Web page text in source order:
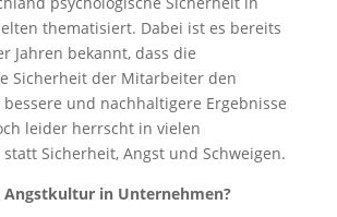
thematisiert. Dabei ist es bereits
Jahren bekannt, dass die
Sicherheit der Mitarbeiter den
und nachhaltigere Ergebnisse
leider herrscht in vielen
Sicherheit, Angst und Schweigen.
Angstkultur in Unternehmen?